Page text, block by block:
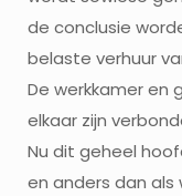
de conclusie
belaste verhuur
De werkkamer en
elkaar zijn
Nu dit geheel
en anders dan